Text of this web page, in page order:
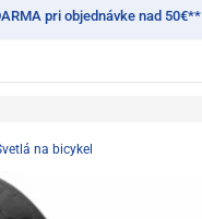
pri objednávke nad 50€**
na bicykel